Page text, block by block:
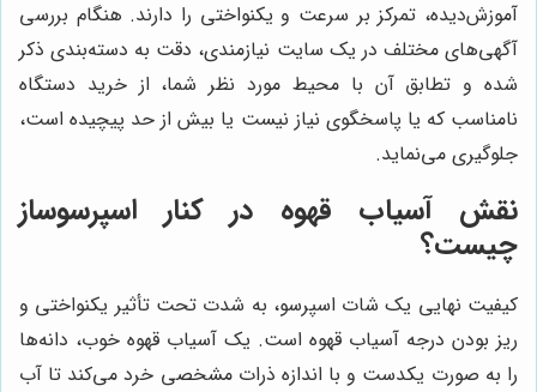
آموزش‌دیده، تمرکز بر سرعت و یکنواختی را دارند. هنگام بررسی
آگهی‌های مختلف در یک سایت نیازمندی، دقت به دسته‌بندی ذکر
شده و تطابق آن با محیط مورد نظر شما، از خرید دستگاه
نامناسب که یا پاسخگوی نیاز نیست یا بیش از حد پیچیده است،
جلوگیری می‌نماید.
نقش آسیاب قهوه در کنار اسپرسوساز
چیست؟
کیفیت نهایی یک شات اسپرسو، به شدت تحت تأثیر یکنواختی و
ریز بودن درجه آسیاب قهوه است. یک آسیاب قهوه خوب، دانه‌ها
را به صورت یکدست و با اندازه ذرات مشخصی خرد می‌کند تا آب